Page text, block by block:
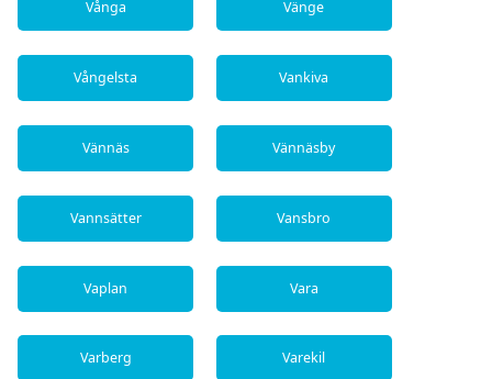
Vånga Vänge
Vångelsta Vankiva
Vännäs Vännäsby
Vannsätter Vansbro
Vaplan Vara
Varberg Varekil